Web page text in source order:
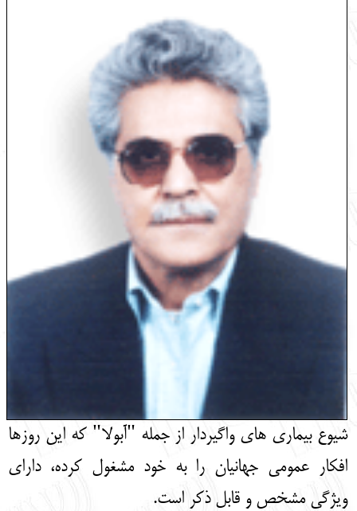
شیوع بیماری های واگیردار از جمله "آبولا" که این روزها
افکار عمومی جهانیان را به خود مشغول کرده، دارای
ویژگی مشخص و قابل ذکر است.